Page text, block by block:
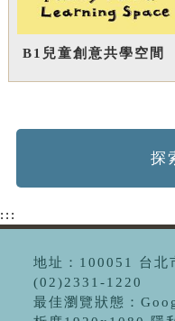
B1兒童創意共學空間
探
:::
地址：100051 台北
(02)2331-1220
最佳瀏覽狀態：